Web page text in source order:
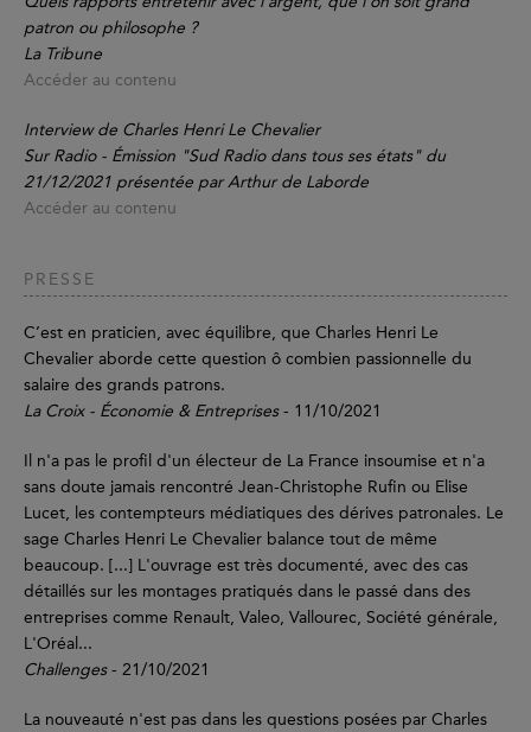
patron ou philosophe ?
La Tribune
Accéder au contenu
Interview de Charles Henri Le Chevalier
Sur Radio - Émission "Sud Radio dans tous ses états" du
21/12/2021 présentée par Arthur de Laborde
Accéder au contenu
PRESSE
C’est en praticien, avec équilibre, que Charles Henri Le
Chevalier aborde cette question ô combien passionnelle du
salaire des grands patrons.
La Croix - Économie & Entreprises- 11/10/2021
Il n'a pas le profil d'un électeur de La France insoumise et n'a
sans doute jamais rencontré Jean-Christophe Rufin ou Elise
Lucet, les contempteurs médiatiques des dérives patronales. Le
sage Charles Henri Le Chevalier balance tout de même
beaucoup. [...] L'ouvrage est très documenté, avec des cas
détaillés sur les montages pratiqués dans le passé dans des
entreprises comme Renault, Valeo, Vallourec, Société générale,
L'Oréal...
Challenges- 21/10/2021
La nouveauté n'est pas dans les questions posées par Charles